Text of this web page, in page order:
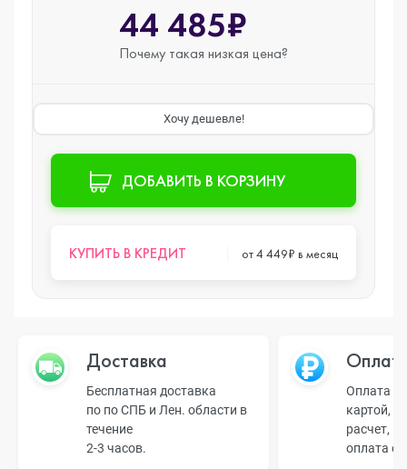
44 485₽
Почему такая низкая цена?
Хочу дешевле!
ДОБАВИТЬ В КОРЗИНУ
КУПИТЬ В КРЕДИТ от 4 449₽ в месяц
Доставка
Бесплатная доставка
по по СПБ и Лен. области в
течение
2-3 часов.
Оплата
картой,
расчет,
оплата